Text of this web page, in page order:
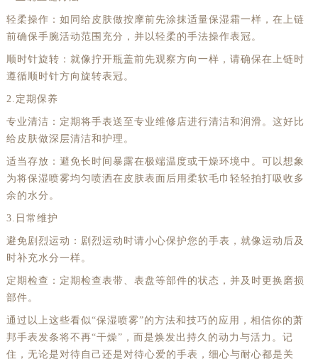
轻柔操作：如同给皮肤做按摩前先涂抹适量保湿霜一样，在上链
前确保手腕活动范围充分，并以轻柔的手法操作表冠。
顺时针旋转：就像拧开瓶盖前先观察方向一样，请确保在上链时
遵循顺时针方向旋转表冠。
2.定期保养
专业清洁：定期将手表送至专业维修店进行清洁和润滑。这好比
给皮肤做深层清洁和护理。
适当存放：避免长时间暴露在极端温度或干燥环境中。可以想象
为将保湿喷雾均匀喷洒在皮肤表面后用柔软毛巾轻轻拍打吸收多
余的水分。
3.日常维护
避免剧烈运动：剧烈运动时请小心保护您的手表，就像运动后及
时补充水分一样。
定期检查：定期检查表带、表盘等部件的状态，并及时更换磨损
部件。
通过以上这些看似“保湿喷雾”的方法和技巧的应用，相信你的萧
邦手表发条将不再“干燥”，而是焕发出持久的动力与活力。记
住，无论是对待自己还是对待心爱的手表，细心与耐心都是关